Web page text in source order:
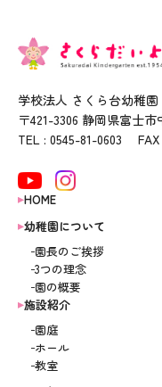
学校法人 さくら台幼稚園
〒421-3306 静岡県富士市
TEL : 0545-81-0603 FAX
HOME
幼稚園について
園長のご挨拶
3つの理念
園の概要
施設紹介
園庭
ホール
教室